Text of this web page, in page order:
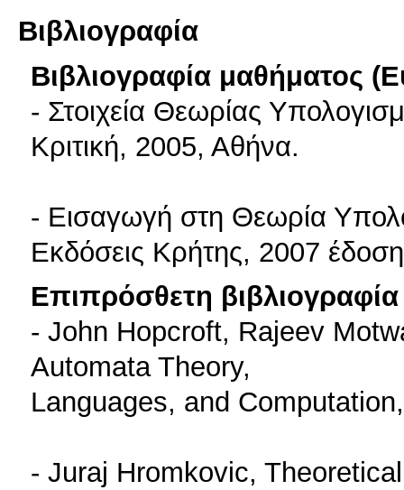
Βιβλιογραφία
Βιβλιογραφία μαθήματος
- Στοιχεία Θεωρίας
Κριτική, 2005, Αθήνα.
- Εισαγωγή στη Θεωρία
Εκδόσεις Κρήτης, 2007
Επιπρόσθετη βιβλιογραφία
- John Hopcroft, Rajeev
Automata Theory,
Languages, and
- Juraj Hromkovic,